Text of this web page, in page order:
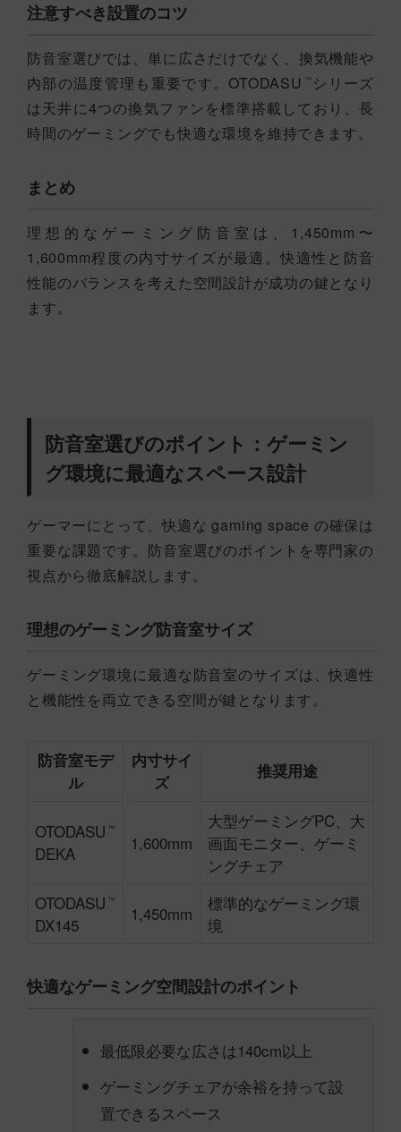
注意すべき設置のコツ
防音室選びでは、単に広さだけでなく、換気機能や
内部の温度管理も重要です。OTODASU ™ シリーズ
は天井に4つの換気ファンを標準搭載しており、長
時間のゲーミングでも快適な環境を維持できます。
まとめ
理想的なゲーミング防音室は、1,450mm〜
1,600mm程度の内寸サイズが最適。快適性と防音
性能のバランスを考えた空間設計が成功の鍵となり
ます。
防音室選びのポイント：ゲーミン
グ環境に最適なスペース設計
ゲーマーにとって、快適な gaming space の確保は
重要な課題です。防音室選びのポイントを専門家の
視点から徹底解説します。
理想のゲーミング防音室サイズ
ゲーミング環境に最適な防音室のサイズは、快適性
と機能性を両立できる空間が鍵となります。
防音室モデ
ル
内寸サイ
ズ
推奨用途
OTODASU ™
DEKA 1,600mm
大型ゲーミングPC、大
画面モニター、ゲーミ
ングチェア
OTODASU ™
DX145
1,450mm
標準的なゲーミング環
境
快適なゲーミング空間設計のポイント
最低限必要な広さは140cm以上
ゲーミングチェアが余裕を持って設
置できるスペース